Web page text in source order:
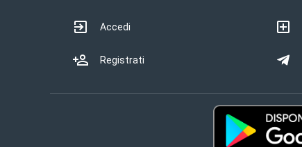
Accedi
Registrati